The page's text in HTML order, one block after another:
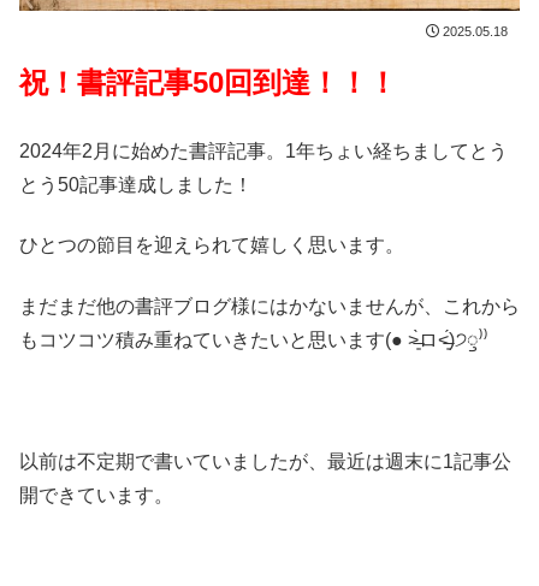
2025.05.18
祝！書評記事50回到達！！！
2024年2月に始めた書評記事。1年ちょい経ちましてとう
とう50記事達成しました！
ひとつの節目を迎えられて嬉しく思います。
まだまだ他の書評ブログ様にはかないませんが、これから
もコツコツ積み重ねていきたいと思います(● ˃̶͈̀ロ˂̶͈́)੭ꠥ⁾⁾
以前は不定期で書いていましたが、最近は週末に1記事公
開できています。